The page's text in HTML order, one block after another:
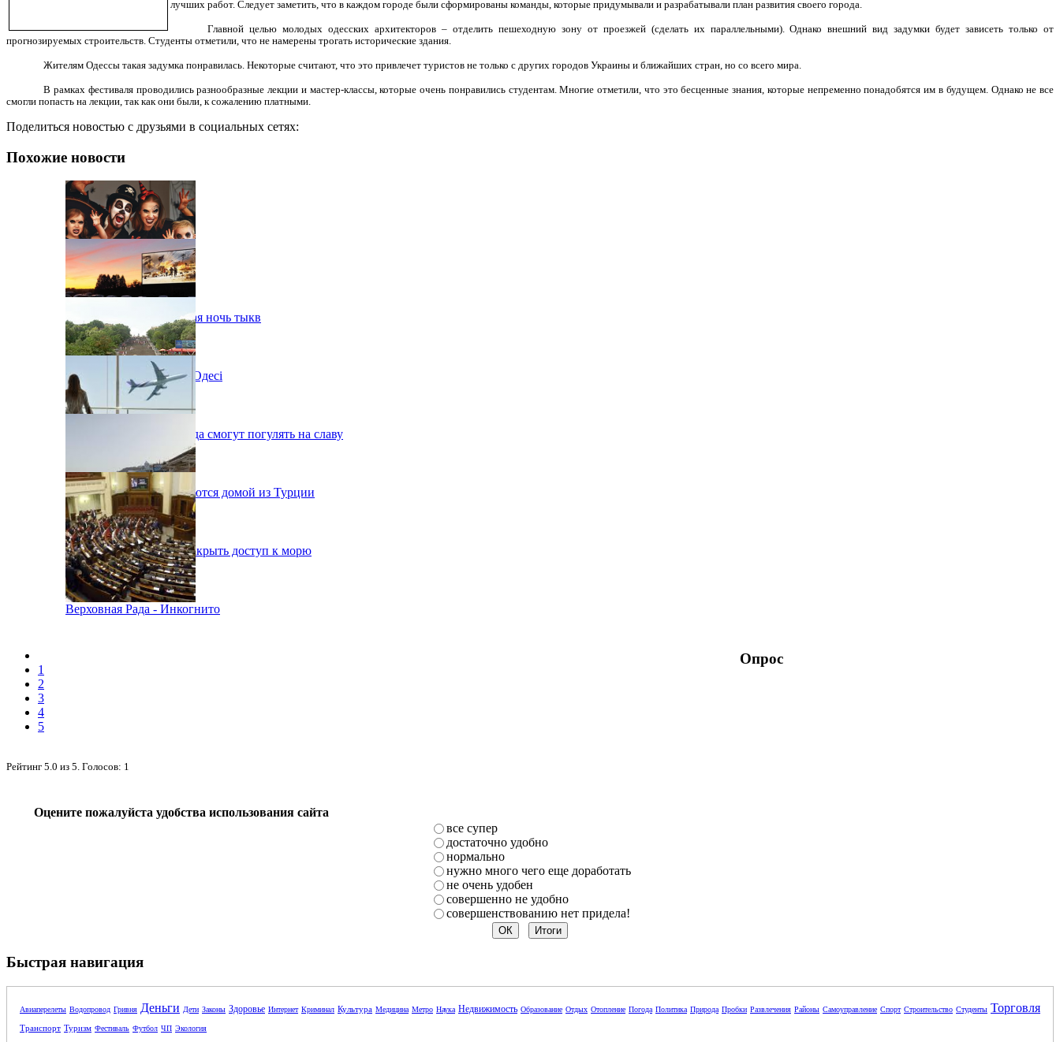
лучших работ. Следует заметить, что в каждом городе были сформированы команды, которые придумывали и разрабатывали план развития своего города.
Главной целью молодых одесских архитекторов – отделить пешеходную зону от проезжей (сделать их параллельными). Однако внешний вид задумки будет зависеть только от
прогнозируемых строительств. Студенты отметили, что не намерены трогать исторические здания.
Жителям Одессы такая задумка понравилась. Некоторые считают, что это привлечет туристов не только с других городов Украины и ближайших стран, но со всего мира.
В рамках фестиваля проводились разнообразные лекции и мастер-классы, которые очень понравились студентам. Многие отметили, что это бесценные знания, которые непременно понадобятся им в будущем. Однако не все
смогли попасть на лекции, так как они были, к сожалению платными.
Поделиться новостью с друзьями в социальных сетях:
Похожие новости
В Одессе пройдет шестая ночь тыкв
Новий автокінотеатр в Одесі
Одесситы на День города смогут погулять на славу
38 украинцев возвращаются домой из Турции
В Одессе вынуждены закрыть доступ к морю
Верховная Рада - Инкогнито
1
2
3
4
5
Рейтинг 5.0 из 5 . Голосов: 1
Опрос
Оцените пожалуйста удобства использования сайта
все супер
достаточно удобно
нормально
нужно много чего еще доработать
не очень удобен
совершенно не удобно
совершенствованию нет придела!
Быстрая навигация
Авиаперелеты Водопровод Гривня Деньги Дети Законы Здоровье Интернет Криминал Культура Медицина Метро Наука Недвижимость Образование Отдых Отопление Погода Политика Природа Пробки Развлечения Районы Самоуправление Спорт Строительство Студенты Торговля
Транспорт Туризм Фестиваль Футбол ЧП Экология